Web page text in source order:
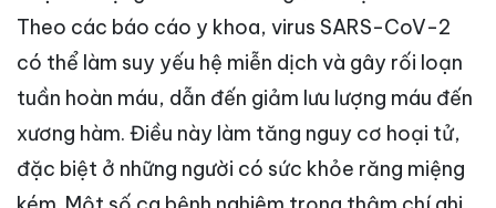
Theo các báo cáo y khoa, virus SARS-CoV-2
có thể làm suy yếu hệ miễn dịch và gây rối loạn
tuần hoàn máu, dẫn đến giảm lưu lượng máu đến
xương hàm. Điều này làm tăng nguy cơ hoại tử,
đặc biệt ở những người có sức khỏe răng miệng